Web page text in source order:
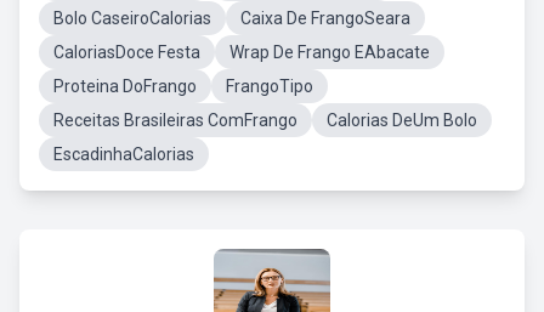
Bolo CaseiroCalorias
Caixa De FrangoSeara
CaloriasDoce Festa
Wrap De Frango EAbacate
Proteina DoFrango
FrangoTipo
Receitas Brasileiras ComFrango
Calorias DeUm Bolo
EscadinhaCalorias